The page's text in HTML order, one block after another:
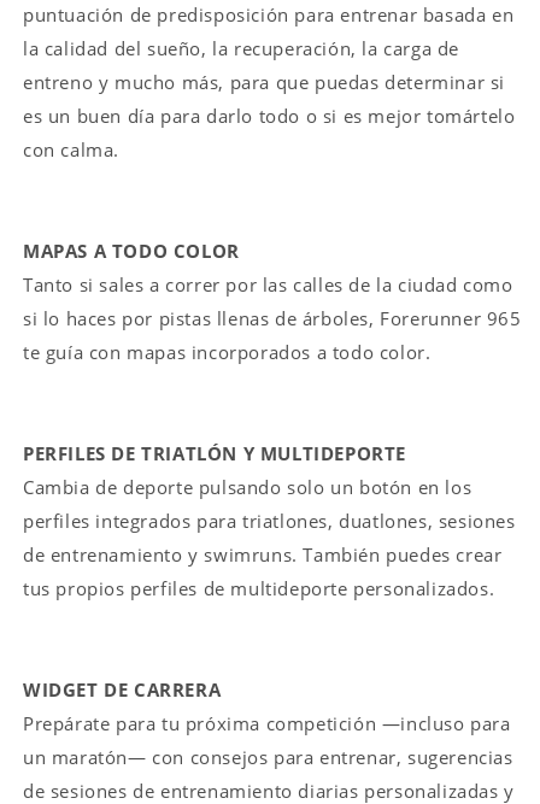
puntuación de predisposición para entrenar basada en
la calidad del sueño, la recuperación, la carga de
entreno y mucho más, para que puedas determinar si
es un buen día para darlo todo o si es mejor tomártelo
con calma.
MAPAS A TODO COLOR
Tanto si sales a correr por las calles de la ciudad como
si lo haces por pistas llenas de árboles, Forerunner 965
te guía con mapas incorporados a todo color.
PERFILES DE TRIATLÓN Y MULTIDEPORTE
Cambia de deporte pulsando solo un botón en los
perfiles integrados para triatlones, duatlones, sesiones
de entrenamiento y swimruns. También puedes crear
tus propios perfiles de multideporte personalizados.
WIDGET DE CARRERA
Prepárate para tu próxima competición —incluso para
un maratón— con consejos para entrenar, sugerencias
de sesiones de entrenamiento diarias personalizadas y